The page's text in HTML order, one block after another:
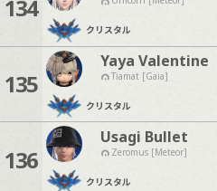
134
クリスタル
135
Yaya Valentine
Tiamat [Gaia]
クリスタル
136
Usagi Bullet
Zeromus [Meteor]
クリスタル